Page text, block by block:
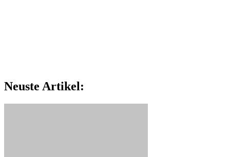
Neuste Artikel: